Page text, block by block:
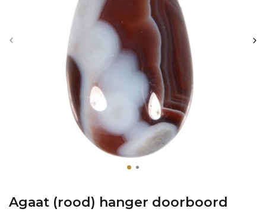
Agaat (rood) hanger doorboord